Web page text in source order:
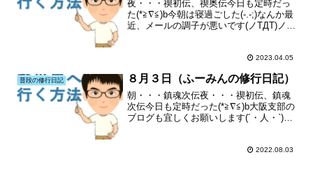
夜・・・禊初伝、禊奥伝今日も定時だっ
た(*≧∇≦)b今朝は寝過ごした(-.-;)なんか最
近、メールの調子が悪いです(ノTДT)ノ送
宜しくお願いします(´・人・`)...2023.04.05
普段の修行日記 ８月３日（ふーみんの修行日記）
朝・・・鎮魂次伝夜・・・禊初伝、鎮魂
次伝今日も定時だった(*≧∇≦)b大阪支部の
ブログも宜しくお願いします(´・人・`)特
2022.08.03